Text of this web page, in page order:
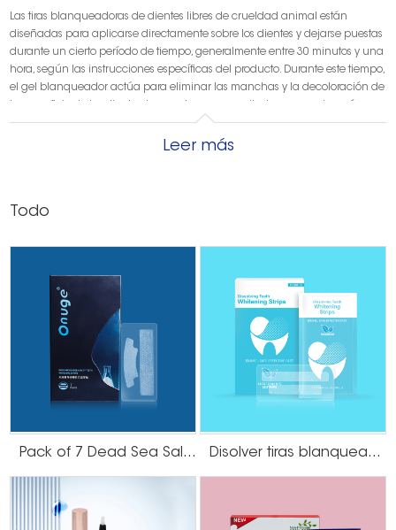
Las tiras blanqueadoras de dientes libres de crueldad animal están
diseñadas para aplicarse directamente sobre los dientes y dejarse puestas
durante un cierto período de tiempo, generalmente entre 30 minutos y una
hora, según las instrucciones específicas del producto. Durante este tiempo,
el gel blanqueador actúa para eliminar las manchas y la decoloración de
brillante y blanca.
las abejas”, o utilizar pruebas crueles con animales. Esto tampoco incluye
veganos a menos que se indique específicamente como tal. En particular,
ingredientes de origen animal "Crest, Colgate, Sensodyne, Arm & Hammer,
Aquafresh, Biotene [y] Spry", todas las cuales todavía realizan pruebas en
animales. Cuando se trata de elegir un producto para blanquear los
dientes, es una buena idea optar por un producto libre de crueldad
animal y apto para veganos.
¿Cómo es exactamente un sistema de blanqueamiento vegano y libre de
crueldad animal? Si bien hay una variedad de sistemas en el mercado,
Leer más
Todo
Pack of 7 Dead Sea Salt Teeth Whitening Strips Disolver tiras blanqueadoras de dientes